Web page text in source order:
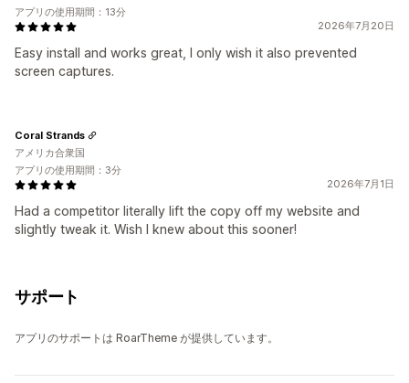
2026年7月20日
Easy install and works great, I only wish it also prevented
screen captures.
アプリの使用期間：13分
2026年7月1日
Had a competitor literally lift the copy off my website and
slightly tweak it. Wish I knew about this sooner!
Coral Strands
アメリカ合衆国
アプリの使用期間：3分
サポート
アプリのサポートは RoarTheme が提供しています。